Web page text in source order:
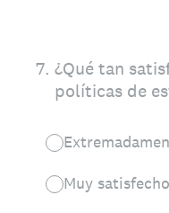
7. ¿Qué tan
políticas de
Muy